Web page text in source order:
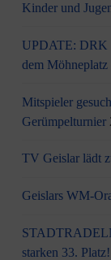
Kinder und
UPDATE: DRK
dem
Mitspieler
Gerümpelturnier
TV Geislar lädt
Geislars WM-
starken 33. Platz!